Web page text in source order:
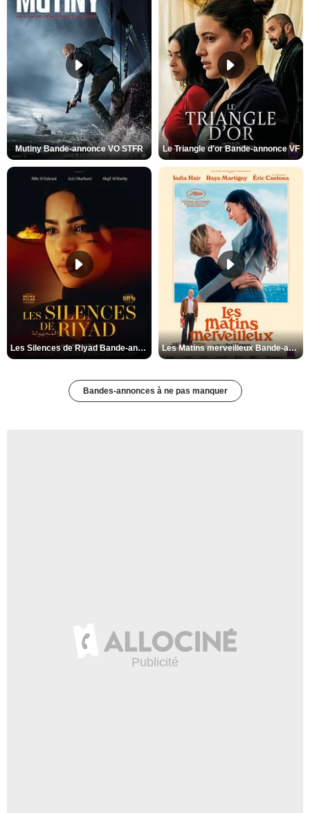
Mutiny Bande-annonce VO STFR Le Triangle d'or Bande-annonce VF
Les Silences de Riyad Bande-annonce VO STFR Les Matins merveilleux Bande-annonce VF
Bandes-annonces à ne pas manquer